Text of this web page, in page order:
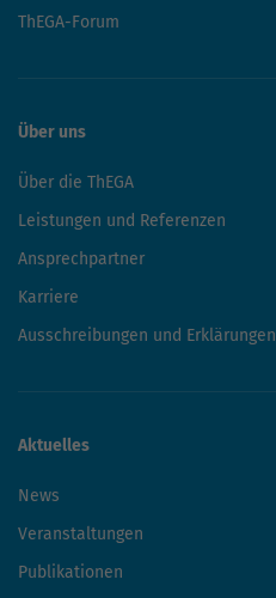
ThEGA-Forum
Über uns
Über die ThEGA
Leistungen und Referenzen
Ansprechpartner
Karriere
Ausschreibungen und Erklärungen
Aktuelles
News
Veranstaltungen
Publikationen